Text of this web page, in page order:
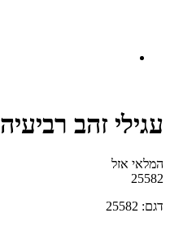
עגילי זהב רביעיה
המלאי אזל
25582
דגם: 25582